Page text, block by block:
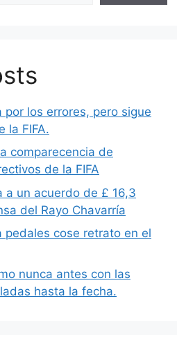
los errores, pero sigue
la FIFA.
comparecencia de
de la FIFA
a un acuerdo de £ 16,3
del Rayo Chavarría
cose retrato en el
nunca antes con las
hasta la fecha.